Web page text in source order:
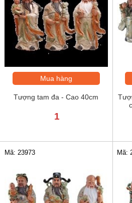
Mua hàng
Tượng tam đa - Cao 40cm
1
Mã: 23973 Mã: